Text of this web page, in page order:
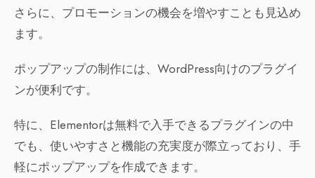
さらに、プロモーションの機会を増やすことも見込め
ます。
ポップアップの制作には、WordPress向けのプラグイ
ンが便利です。
特に、Elementorは無料で入手できるプラグインの中
でも、使いやすさと機能の充実度が際立っており、手
軽にポップアップを作成できます。